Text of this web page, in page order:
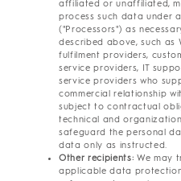
affiliated or unaffiliated,
process such data under
("Processors") as
described above, such as
fulfilment providers,
service providers, IT
service providers who
commercial relationship
subject to contractual
technical and
safeguard the personal
data only as instructed.
Other recipients: We may
applicable data